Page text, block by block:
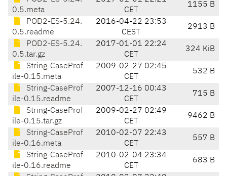
0.5.meta
CET
1155 B
POD2-ES-5.24.
0.5.readme
2016-04-22 23:53
CEST
2913 B
POD2-ES-5.24.
0.5.tar.gz
2017-01-01 22:24
CET
324 KiB
String-CaseProf
ile-0.15.meta
2009-02-27 02:45
CET
532 B
String-CaseProf
ile-0.15.readme
2007-12-16 00:43
CET
715 B
String-CaseProf
ile-0.15.tar.gz
2009-02-27 02:49
CET
9462 B
String-CaseProf
ile-0.16.meta
2010-02-07 22:43
CET
557 B
String-CaseProf
ile-0.16.readme
2010-02-04 23:34
CET
683 B